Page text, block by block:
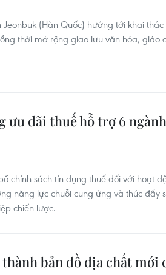
Jeonbuk (Hàn Quốc) hướng tới khai
thời mở rộng giao lưu văn hóa, giáo
ưu đãi thuế hỗ trợ 6
chính sách tín dụng thuế đối với hoạt
năng lực chuỗi cung ứng và thúc đẩy
chiến lược.
bản đồ địa chất mới